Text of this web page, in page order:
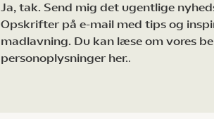
Ja, tak. Send mig det ugentlige
Opskrifter på e-mail med tips og
madlavning. Du kan læse om vores
personoplysninger her..